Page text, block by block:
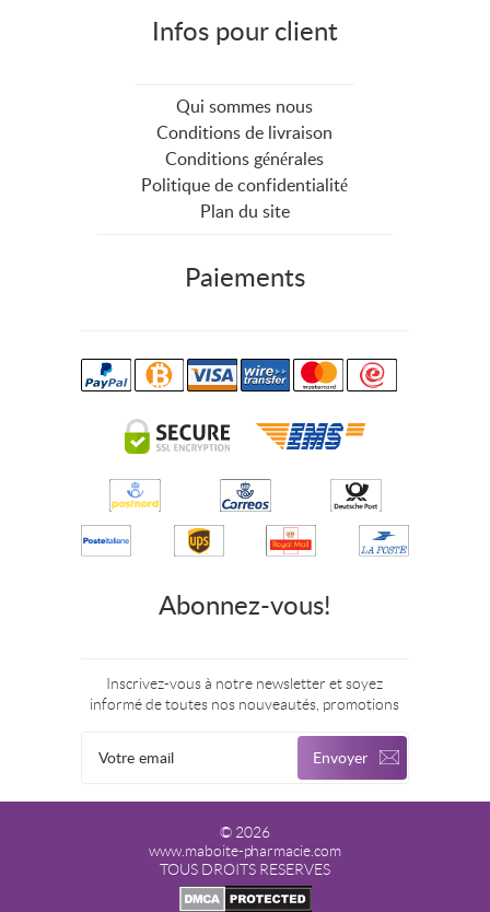
Infos pour client
Qui sommes nous
Conditions de livraison
Conditions générales
Politique de confidentialité
Plan du site
Paiements
Abonnez-vous!
Inscrivez-vous à notre newsletter et soyez
informé de toutes nos nouveautés, promotions
© 2026
www.maboite-pharmacie.com
TOUS DROITS RESERVES